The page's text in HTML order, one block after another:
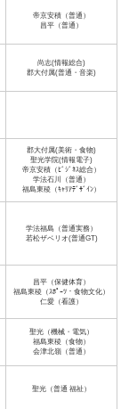
帝京安積（普通）
昌平（普通）
尚志(情報総合)
郡大付属(普通・音楽)
郡大付属(美術・食物)
聖光学院(情報電子)
帝京安積（ﾋﾞｼﾞﾈｽ総合）
学法石川（普通）
福島東稜（ｷｬﾘｱﾃﾞｻﾞｲﾝ）
学法福島（普通実務）
若松ザベリオ(普通GT)
昌平（保健体育）
福島東稜（ｽﾎﾟｰﾂ・食物文化）
仁愛（看護）
聖光（機械・電気）
福島東稜（食物）
会津北嶺（普通）
聖光（普通 福祉）